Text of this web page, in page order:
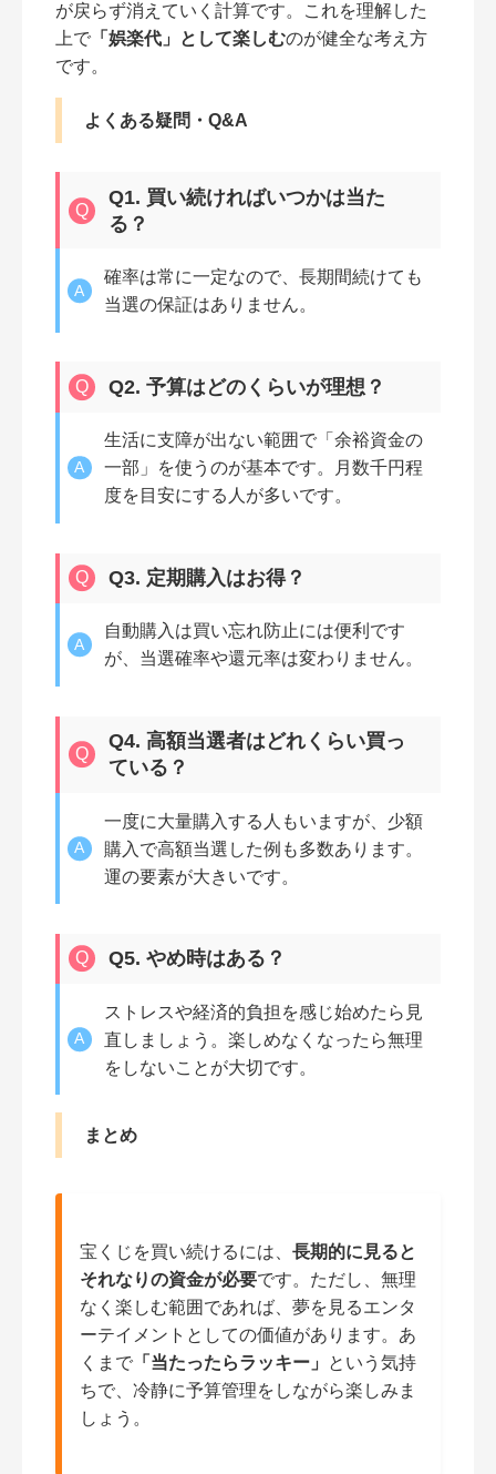
が戻らず消えていく計算です。これを理解した
上で 「娯楽代」として楽しむのが健全な考え方
です。
よくある疑問・Q&A
Q1. 買い続ければいつかは当た
る？
確率は常に一定なので、長期間続けても
当選の保証はありません。
Q2. 予算はどのくらいが理想？
生活に支障が出ない範囲で「余裕資金の
一部」を使うのが基本です。月数千円程
度を目安にする人が多いです。
Q3. 定期購入はお得？
自動購入は買い忘れ防止には便利です
が、当選確率や還元率は変わりません。
Q4. 高額当選者はどれくらい買っ
ている？
一度に大量購入する人もいますが、少額
購入で高額当選した例も多数あります。
運の要素が大きいです。
Q5. やめ時はある？
ストレスや経済的負担を感じ始めたら見
直しましょう。楽しめなくなったら無理
をしないことが大切です。
まとめ
宝くじを買い続けるには、 長期的に見ると
それなりの資金が必要です。ただし、無理
なく楽しむ範囲であれば、夢を見るエンタ
ーテイメントとしての価値があります。あ
くまで 「当たったらラッキー」
という気持
ちで、冷静に予算管理をしながら楽しみま
しょう。